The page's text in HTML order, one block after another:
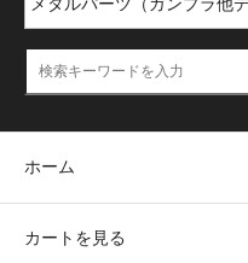
ホーム
カートを見る